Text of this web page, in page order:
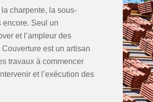
charpente, la sous-
encore. Seul un
et l’ampleur des
est un artisan
travaux à commencer
et l’exécution des